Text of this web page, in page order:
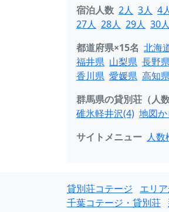
宿泊人数 2人 3人 4
27人 28人 29人 30人
都道府県×15名 北海
福井県 山梨県 長野
香川県 愛媛県 高知
群馬県の貸別荘（人
碓氷軽井沢(4) 地図
サイトメニュー 人数
貸別荘コテージ エリ
千葉コテージ・貸別荘